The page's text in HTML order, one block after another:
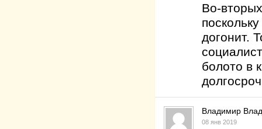
Во-
догонит.
болото в
Владимир
08 янв 2019